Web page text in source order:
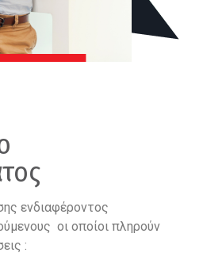
ενδιαφέροντος
οι οποίοι πληρούν
: